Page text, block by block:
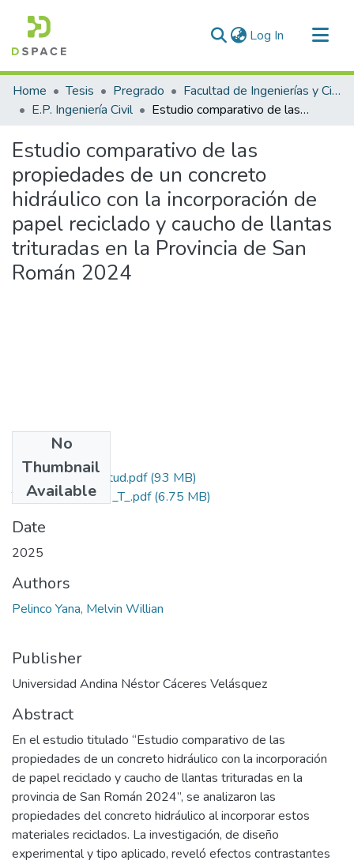
Log In (current)
Communities & Collections
All of DSpace
Home Tesis Pregrado
Facultad de Ingenierías y Ciencias Puras
E.P. Ingeniería Civil
Estudio comparativo de las propiedades de un concreto hidráulico con la incorporación de papel reciclado y caucho de llantas trituradas en la Provincia de San Román 2024
Estudio comparativo de las
propiedades de un concreto
hidráulico con la incorporación de
papel reciclado y caucho de llantas
trituradas en la Provincia de San
Román 2024
No
Thumbnail
Available
Grado de Similitud.pdf(93 MB)
T036_76967693_T_.pdf(6.75 MB)
Date
2025
Authors
Pelinco Yana, Melvin Willian
Publisher
Universidad Andina Néstor Cáceres Velásquez
Abstract
En el estudio titulado “Estudio comparativo de las
propiedades de un concreto hidráulico con la incorporación
de papel reciclado y caucho de llantas trituradas en la
provincia de San Román 2024”, se analizaron las
propiedades del concreto hidráulico al incorporar estos
materiales reciclados. La investigación, de diseño
experimental y tipo aplicado, reveló efectos contrastantes